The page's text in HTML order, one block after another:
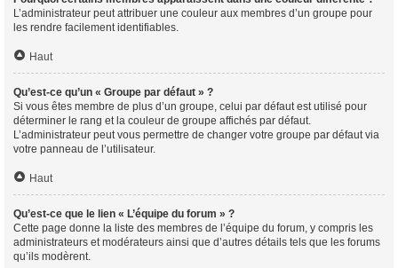
L’administrateur peut attribuer une couleur aux membres d’un groupe pour
les rendre facilement identifiables.
Haut
Qu’est-ce qu’un « Groupe par défaut » ?
Si vous êtes membre de plus d’un groupe, celui par défaut est utilisé pour
déterminer le rang et la couleur de groupe affichés par défaut.
L’administrateur peut vous permettre de changer votre groupe par défaut via
votre panneau de l’utilisateur.
Haut
Qu’est-ce que le lien « L’équipe du forum » ?
Cette page donne la liste des membres de l’équipe du forum, y compris les
administrateurs et modérateurs ainsi que d’autres détails tels que les forums
qu’ils modèrent.